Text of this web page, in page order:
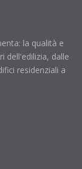
la qualità e
dell'edilizia, dalle
residenziali a